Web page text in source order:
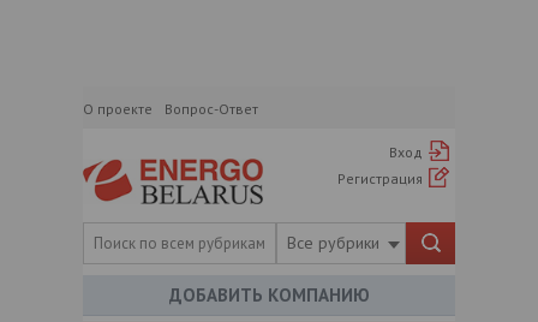
О проекте Вопрос-Ответ
Вход
Регистрация
Все рубрики
ДОБАВИТЬ КОМПАНИЮ